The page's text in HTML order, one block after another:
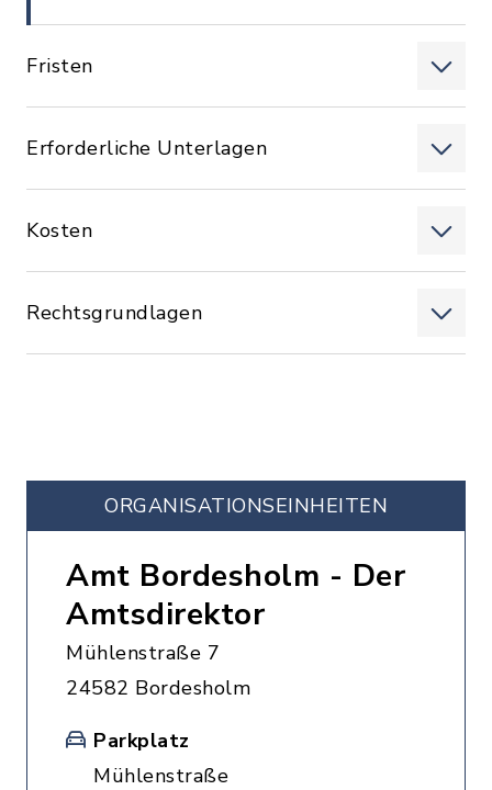
Fristen
Erforderliche Unterlagen
Kosten
Rechtsgrundlagen
ORGANISATIONS­EINHEITEN
Amt Bordesholm - Der
Amtsdirektor
Mühlenstraße 7
24582 Bordesholm
Parkplatz
Mühlenstraße